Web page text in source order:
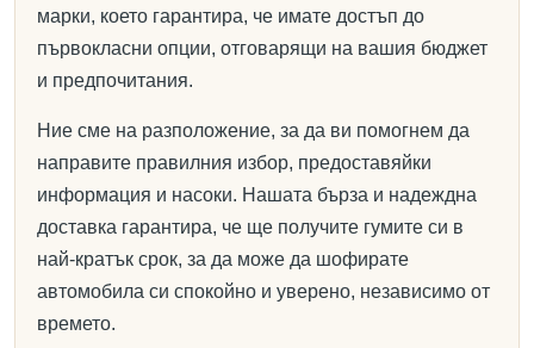
марки, което гарантира, че имате достъп до
първокласни опции, отговарящи на вашия бюджет
и предпочитания.
Ние сме на разположение, за да ви помогнем да
направите правилния избор, предоставяйки
информация и насоки. Нашата бърза и надеждна
доставка гарантира, че ще получите гумите си в
най-кратък срок, за да може да шофирате
автомобила си спокойно и уверено, независимо от
времето.